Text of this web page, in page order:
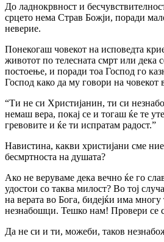
До ладнокрвност и
срцето нема Страв Божји, поради
неверие.
Понекогаш човекот на исповедта
животот по телесната смрт или дека
постоење, и поради тоа Господ го
Господ како да му говори на човекот
“Ти не си Христијанин, ти си
немаш вера, покај се и тогаш ќе те
гревовите и ќе ти испратам радост.”
Навистина, какви христијани сме
бесмртноста на душата?
Ако не веруваме дека вечно ќе го
удостои co таква милост? Во тој
на верата во Бога, бидејќи има многу
незнабошци. Тешко нам! Провери се
Да не си и ти, можеби, таков